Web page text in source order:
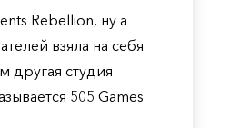
Rebellion, ну а
взяла на себя
другая студия
505 Games